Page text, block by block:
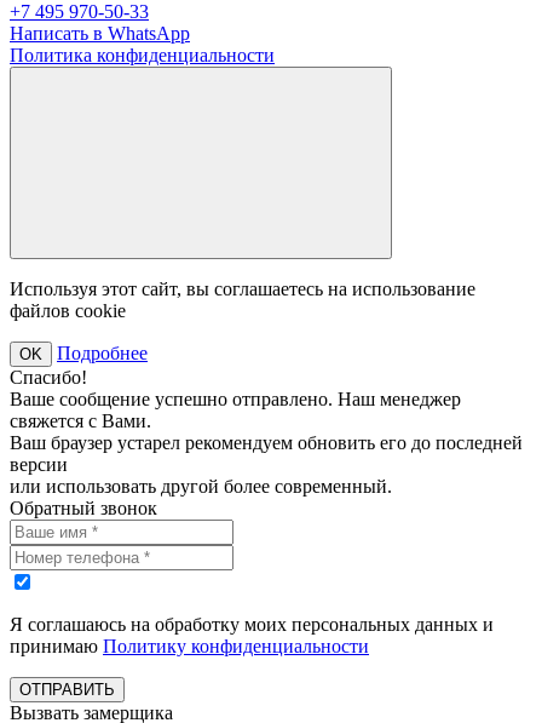
+7 495 970-50-33
Написать в WhatsApp
Политика конфиденциальности
Используя этот сайт, вы соглашаетесь на использование
файлов cookie
OK
Подробнее
Спасибо!
Ваше сообщение успешно отправлено. Наш менеджер
свяжется с Вами.
Ваш браузер устарел рекомендуем обновить его до последней
версии
или использовать другой более современный.
Обратный звонок
Я соглашаюсь на обработку моих персональных данных и
принимаю Политику конфиденциальности
ОТПРАВИТЬ
Вызвать замерщика